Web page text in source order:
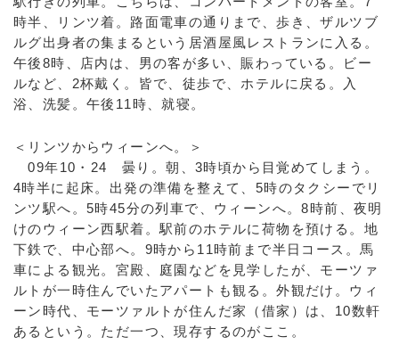
時半、リンツ着。路面電車の通りまで、歩き、ザルツブ
ルグ出身者の集まるという居酒屋風レストランに入る。
午後8時、店内は、男の客が多い、賑わっている。ビー
ルなど、2杯戴く。皆で、徒歩で、ホテルに戻る。入
浴、洗髪。午後11時、就寝。
＜リンツからウィーンへ。＞
09年10・24 曇り。朝、3時頃から目覚めてしまう。
4時半に起床。出発の準備を整えて、5時のタクシーでリ
ンツ駅へ。5時45分の列車で、ウィーンへ。8時前、夜明
けのウィーン西駅着。駅前のホテルに荷物を預ける。地
下鉄で、中心部へ。9時から11時前まで半日コース。馬
車による観光。宮殿、庭園などを見学したが、モーツァ
ルトが一時住んでいたアパートも観る。外観だけ。ウィ
ーン時代、モーツァルトが住んだ家（借家）は、10数軒
あるという。ただ一つ、現存するのがここ。